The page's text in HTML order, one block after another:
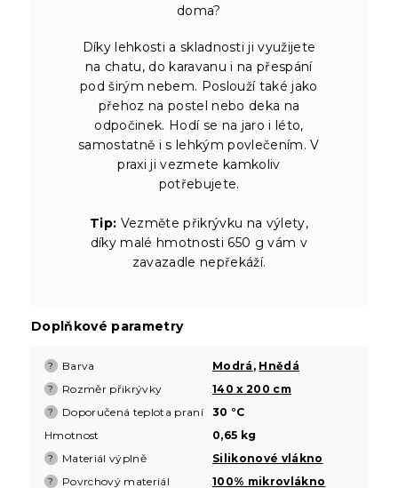
doma?
Díky lehkosti a skladnosti ji využijete
na chatu, do karavanu i na přespání
pod širým nebem. Poslouží také jako
přehoz na postel nebo deka na
odpočinek. Hodí se na jaro i léto,
samostatně i s lehkým povlečením. V
praxi ji vezmete kamkoliv
potřebujete.
Tip: Vezměte přikrývku na výlety,
díky malé hmotnosti 650 g vám v
zavazadle nepřekáží.
Doplňkové parametry
? Barva Modrá , Hnědá
? Rozměr přikrývky 140 x 200 cm
? Doporučená teplota praní
30 °C
Hmotnost
0,65 kg
? Materiál výplně Silikonové vlákno
? Povrchový materiál
100% mikrovlákno